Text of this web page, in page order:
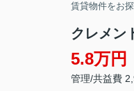
賃貸物件をお
クレメン
5.8万円
管理/共益費